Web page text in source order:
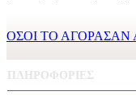
ΟΣΟΙ ΤΟ ΑΓΟΡΑΣΑΝ
ΠΛΗΡΟΦΟΡΙΕΣ